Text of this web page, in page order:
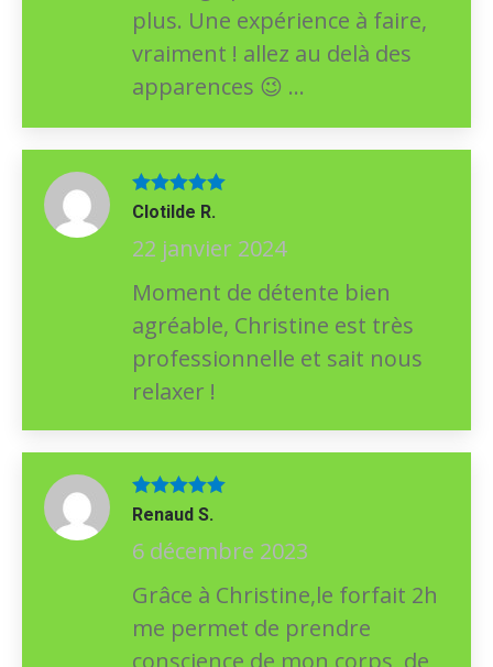
plus. Une expérience à faire,
vraiment ! allez au delà des
apparences 😉 …
Note5sur
Clotilde R.
22 janvier 2024
Moment de détente bien
agréable, Christine est très
professionnelle et sait nous
relaxer !
Note5sur
Renaud S.
6 décembre 2023
Grâce à Christine,le forfait 2h
me permet de prendre
conscience de mon corps, de